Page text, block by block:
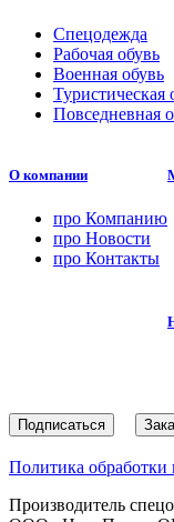
Спецодежда
Рабочая обувь
Военная обувь
Туристическая
Повседневная
О компании
про Компанию
про Новости
про Контакты
Подписаться
Политика
Производитель